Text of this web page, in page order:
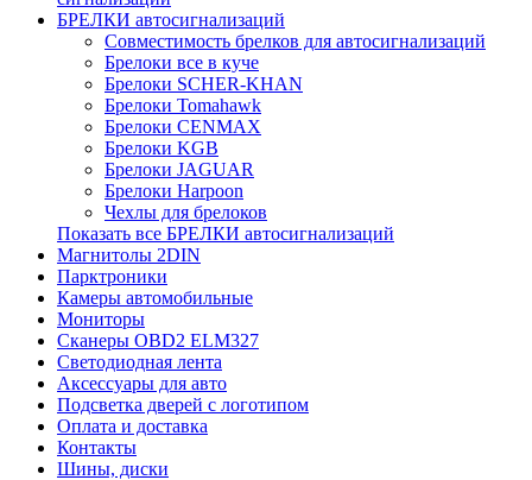
БРЕЛКИ автосигнализаций
Совместимость брелков для автосигнализаций
Брелоки все в куче
Брелоки SCHER-KHAN
Брелоки Tomahawk
Брелоки CENMAX
Брелоки KGB
Брелоки JAGUAR
Брелоки Harpoon
Чехлы для брелоков
Показать все БРЕЛКИ автосигнализаций
Магнитолы 2DIN
Парктроники
Камеры автомобильные
Мониторы
Сканеры OBD2 ELM327
Светодиодная лента
Аксессуары для авто
Подсветка дверей с логотипом
Оплата и доставка
Контакты
Шины, диски